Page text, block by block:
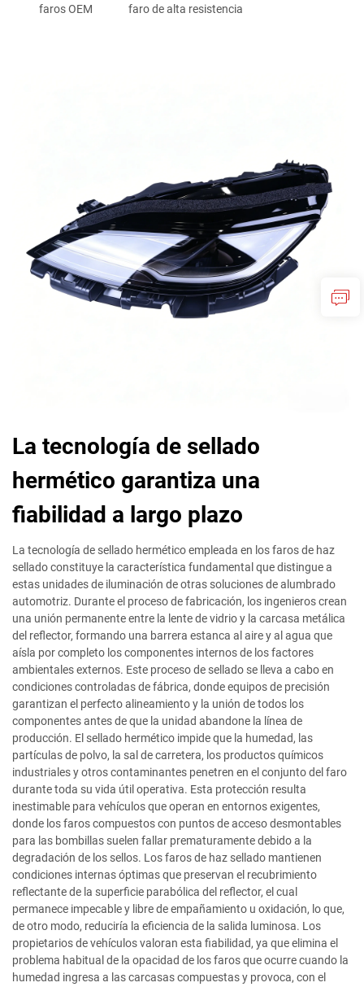
faros OEM faro de alta resistencia
La tecnología de sellado
hermético garantiza una
fiabilidad a largo plazo
La tecnología de sellado hermético empleada en los faros de haz
sellado constituye la característica fundamental que distingue a
estas unidades de iluminación de otras soluciones de alumbrado
automotriz. Durante el proceso de fabricación, los ingenieros crean
una unión permanente entre la lente de vidrio y la carcasa metálica
del reflector, formando una barrera estanca al aire y al agua que
aísla por completo los componentes internos de los factores
ambientales externos. Este proceso de sellado se lleva a cabo en
condiciones controladas de fábrica, donde equipos de precisión
garantizan el perfecto alineamiento y la unión de todos los
componentes antes de que la unidad abandone la línea de
producción. El sellado hermético impide que la humedad, las
partículas de polvo, la sal de carretera, los productos químicos
industriales y otros contaminantes penetren en el conjunto del faro
durante toda su vida útil operativa. Esta protección resulta
inestimable para vehículos que operan en entornos exigentes,
donde los faros compuestos con puntos de acceso desmontables
para las bombillas suelen fallar prematuramente debido a la
degradación de los sellos. Los faros de haz sellado mantienen
condiciones internas óptimas que preservan el recubrimiento
reflectante de la superficie parabólica del reflector, el cual
permanece impecable y libre de empañamiento u oxidación, lo que,
de otro modo, reduciría la eficiencia de la salida luminosa. Los
propietarios de vehículos valoran esta fiabilidad, ya que elimina el
problema habitual de la opacidad de los faros que ocurre cuando la
humedad ingresa a las carcasas compuestas y provoca, con el